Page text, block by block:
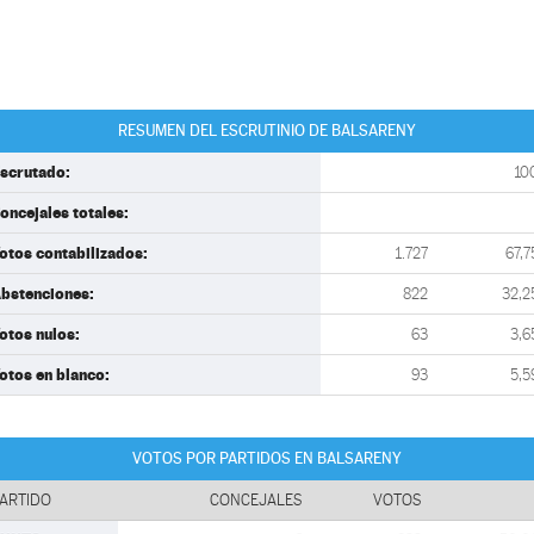
RESUMEN DEL ESCRUTINIO DE BALSARENY
totales:
contabilizados: 1.727
822
nulos: 63
en blanco: 93
VOTOS POR PARTIDOS EN BALSARENY
CONCEJALES VOTOS